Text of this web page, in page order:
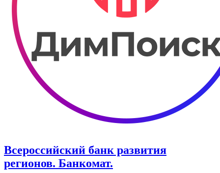
Всероссийский банк развития
регионов. Банкомат.